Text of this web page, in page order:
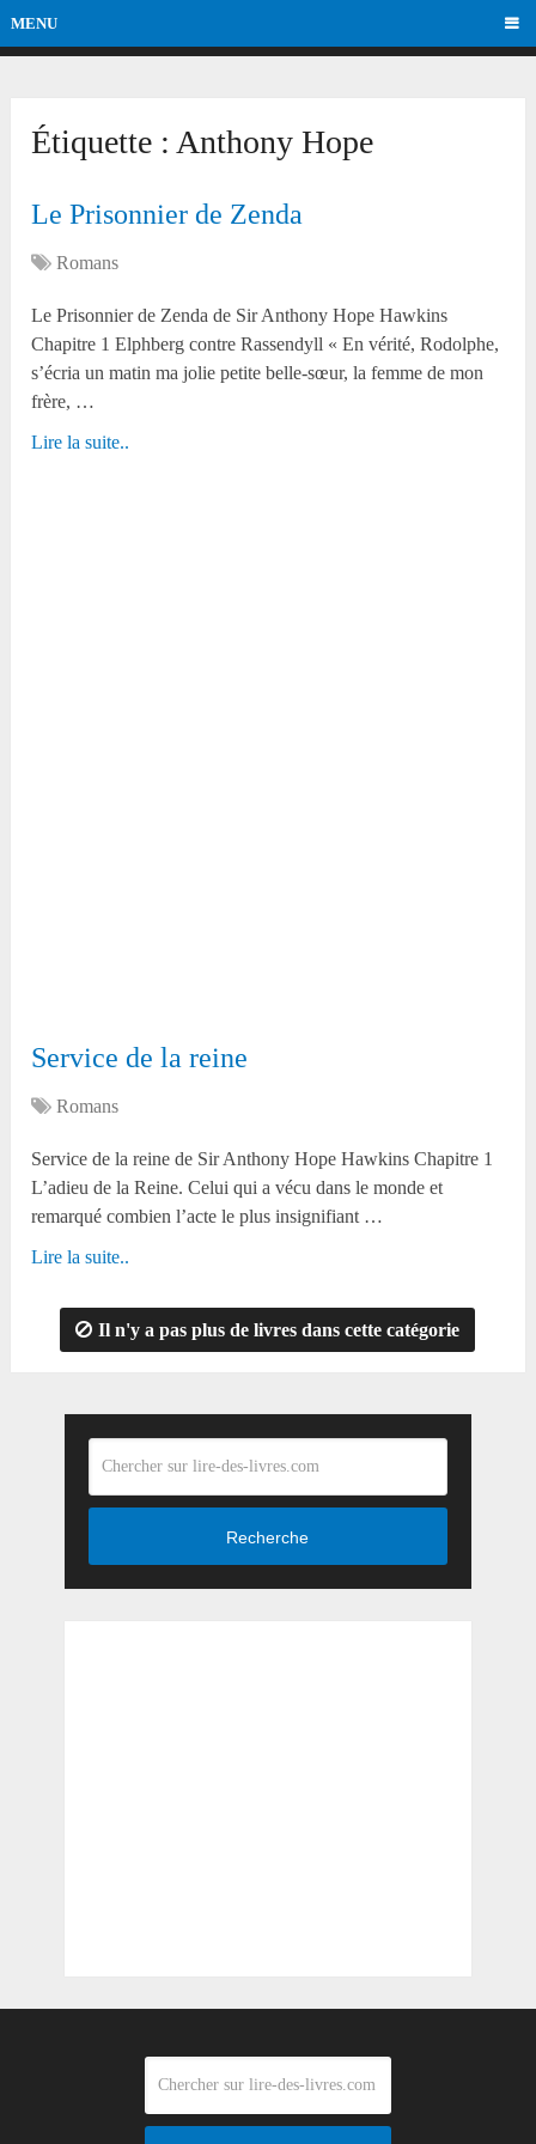
MENU
Étiquette : Anthony Hope
Le Prisonnier de Zenda
Romans
Le Prisonnier de Zenda de Sir Anthony Hope Hawkins
Chapitre 1 Elphberg contre Rassendyll « En vérité, Rodolphe,
s’écria un matin ma jolie petite belle-sœur, la femme de mon
frère, …
Lire la suite..
Service de la reine
Romans
Service de la reine de Sir Anthony Hope Hawkins Chapitre 1
L’adieu de la Reine. Celui qui a vécu dans le monde et
remarqué combien l’acte le plus insignifiant …
Lire la suite..
Il n'y a pas plus de livres dans cette catégorie
Recherche